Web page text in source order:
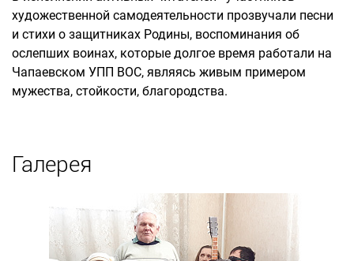
художественной самодеятельности прозвучали песни
и стихи о защитниках Родины, воспоминания об
ослепших воинах, которые долгое время работали на
Чапаевском УПП ВОС, являясь живым примером
мужества, стойкости, благородства.
Галерея